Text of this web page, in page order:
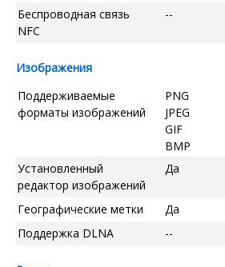
Беспроводная связь
NFC
--
Изображения
Поддерживаемые
форматы изображений
PNG
JPEG
GIF
BMP
Установленный
редактор изображений
Да
Географические метки Да
Поддержка DLNA
--